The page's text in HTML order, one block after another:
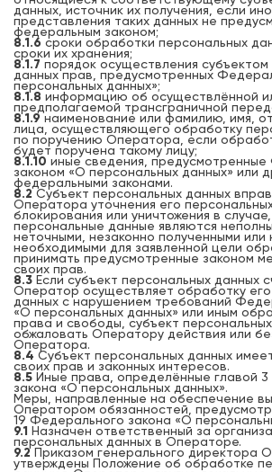
данных, источник их получения, если
представления таких данных не
федеральным законом;
8.1.6 сроки обработки персональных
сроки их хранения;
8.1.7 порядок осуществления субъектом
данных прав, предусмотренных
персональных данных»;
8.1.8 информацию об осуществлённой
предполагаемой трансграничной
8.1.9 наименование или фамилию, имя,
лица, осуществляющего обработку
по поручению Оператора, если
будет поручена такому лицу;
8.1.10 иные сведения,
законом «О персональных данных» или
федеральными законами.
8.2 Субъект персональных данных
Оператора уточнения его
блокирования или уничтожения в
персональные данные являются
неточными, незаконно полученными или
необходимыми для заявленной цели
принимать предусмотренные законом
своих прав.
8.3 Если субъект персональных данных
Оператор осуществляет обработку
данных с нарушением требований
«О персональных данных» или иным
права и свободы, субъект
обжаловать Оператору действия или
Оператора.
8.4 Субъект персональных данных
своих прав и законных интересов.
8.5 Иные права, определённые главой
закона «О персональных данных».
Меры, направленные на обеспечение
Оператором обязанностей,
19 Федерального закона «О
9.1
Назначен ответственный за
персональных данных в Операторе.
9.2 Приказом генерального директора
утверждены Положение об обработке